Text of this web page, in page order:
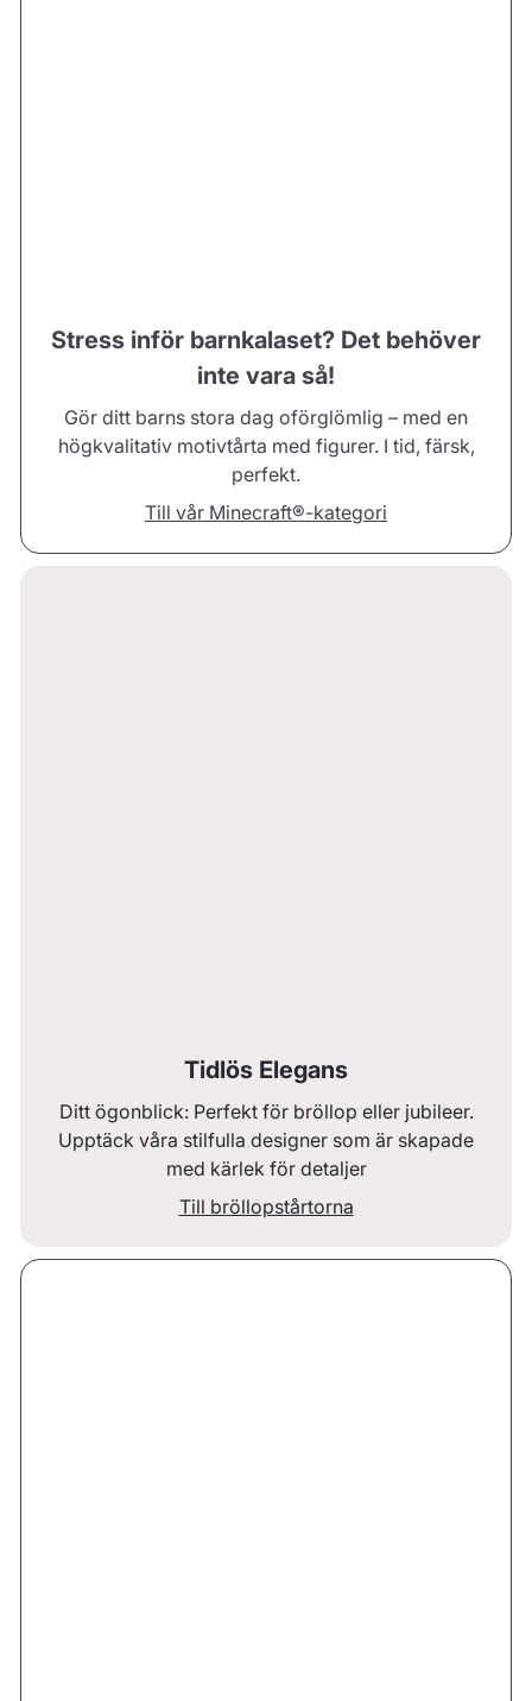
Stress inför barnkalaset? Det behöver
inte vara så!
Gör ditt barns stora dag oförglömlig – med en
högkvalitativ motivtårta med figurer. I tid, färsk,
perfekt.
Till vår Minecraft®-kategori
Tidlös Elegans
Ditt ögonblick: Perfekt för bröllop eller jubileer.
Upptäck våra stilfulla designer som är skapade
med kärlek för detaljer
Till bröllopstårtorna